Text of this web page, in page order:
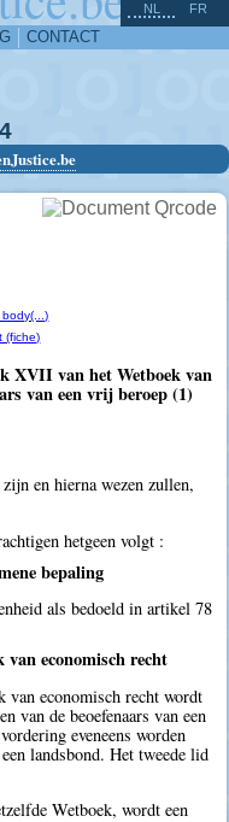
CONTACT
NL FR
(fiche)
XVII van het Wetboek van
van een vrij beroep (1)
en hierna wezen zullen,
hetgeen volgt :
bepaling
als bedoeld in artikel 78
economisch recht
economisch recht wordt
van de beoefenaars van een
eveneens worden
landsbond. Het tweede lid
Wetboek, wordt een
^